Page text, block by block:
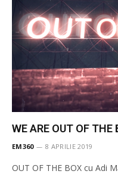
WE ARE OUT OF THE
EM360 8 APRILIE 2019
OUT OF THE BOX cu Adi